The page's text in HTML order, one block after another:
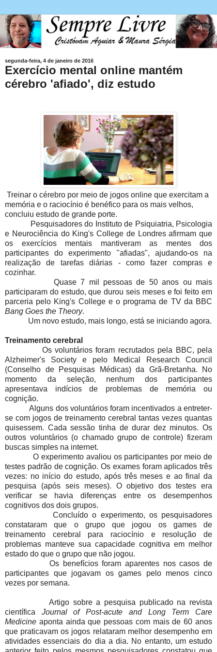
segunda-feira, 4 de janeiro de 2016
Exercício mental online mantém
cérebro 'afiado', diz estudo
Treinar o cérebro por meio de jogos online que exercitam a
memória e o raciocínio é benéfico para os mais velhos,
concluiu estudo de grande porte.
Pesquisadores do Instituto de Psiquiatria, Psicologia
e Neurociência do King's College de Londres afirmam que
os exercícios mentais mantiveram as mentes dos
participantes do experimento "afiadas", ajudando-os na
realização de tarefas diárias - como fazer compras e
cozinhar.
Quase 7 mil pessoas de 50 anos ou mais
participaram do estudo, que durou seis meses e foi feito em
parceria pelo King's College e o programa de TV da BBC
Bang Goes the Theory.
Um novo estudo, mais longo, está se iniciando agora.
Treinamento cerebral
Os voluntários foram recrutados pela BBC, pela
Alzheimer's Society e pelo Medical Research Council
(Conselho de Pesquisas Médicas) da Grã-Bretanha. No
momento da seleção, nenhum dos participantes
apresentava indícios de problemas de memória ou
cognição.
Alguns dos voluntários foram incentivados a entreter-
se com jogos de treinamento cerebral tantas vezes quantas
quisessem. Cada sessão tinha de durar dez minutos. Os
outros voluntários (o chamado grupo de controle) fizeram
buscas simples na internet.
O experimento avaliou os participantes por meio de
testes padrão de cognição. Os exames foram aplicados três
vezes: no início do estudo, após três meses e ao final da
pesquisa (após seis meses). O objetivo dos testes era
verificar se havia diferenças entre os desempenhos
cognitivos dos dois grupos.
Concluído o experimento, os pesquisadores
constataram que o grupo que jogou os games de
treinamento cerebral para raciocínio e resolução de
problemas manteve sua capacidade cognitiva em melhor
estado do que o grupo que não jogou.
Os benefícios foram aparentes nos casos de
participantes que jogavam os games pelo menos cinco
vezes por semana.
Artigo sobre a pesquisa publicado na revista
científica Journal of Post-acute and Long Term Care
Medicine aponta ainda que pessoas com mais de 60 anos
que praticavam os jogos relataram melhor desempenho em
atividades essenciais do dia a dia. No entanto, um estudo